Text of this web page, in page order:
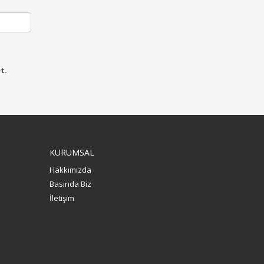
KURUMSAL
Hakkımızda
Basında Biz
İletişim